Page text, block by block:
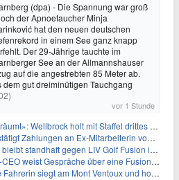
(dpa) - Die Spannung war groß
der Apnoetaucher Minja
hat den neuen deutschen
in einem See ganz knapp
Der 29-Jährige tauchte im
See an der Allmannshauser
auf die angestrebten 85 Meter ab.
gut dreiminütigen Tauchgang
vor 1 Stunde
Wellbrock holt mit Staffel drittes EM-Gold
Zahlungen an Ex-Mitarbeiterin von Infantino
gegen LIV Golf Fusion in einem sich wandelnden Sportumfeld
über eine Fusion mit LIV Golf zurück und bekräftigt die Wettbewerbslandschaft
siegt am Mont Ventoux und holt Tour-Gelb